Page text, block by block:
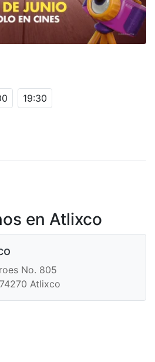
19:30
en Atlixco
No. 805
Atlixco